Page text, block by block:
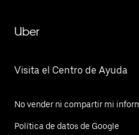
Uber
Visita el Centro de Ayuda
No vender ni compartir mi
Política de datos de Google